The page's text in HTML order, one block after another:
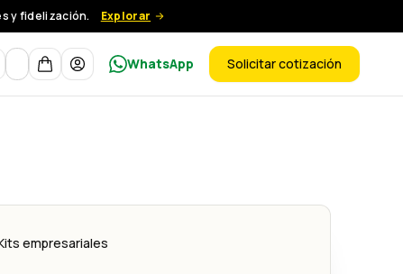
y fidelización. Explorar
Moneda WhatsApp Solicitar cotización
logo personalizado con logo
la Navidad" - Lemon Creativo
celebrar juntos la magia de la Navidad" Kits empresariales
empresariales